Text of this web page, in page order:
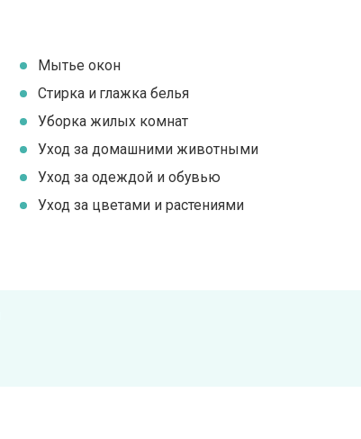
Мытье окон
Стирка и глажка белья
Уборка жилых комнат
Уход за домашними животными
Уход за одеждой и обувью
Уход за цветами и растениями